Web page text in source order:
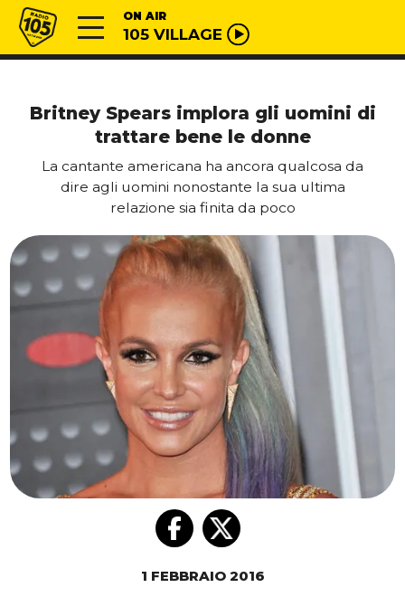
Vai al contenuto
Radio 105 ON AIR
105 VILLAGE
Britney Spears implora gli uomini di
trattare bene le donne
La cantante americana ha ancora qualcosa da
dire agli uomini nonostante la sua ultima
relazione sia finita da poco
1 FEBBRAIO 2016